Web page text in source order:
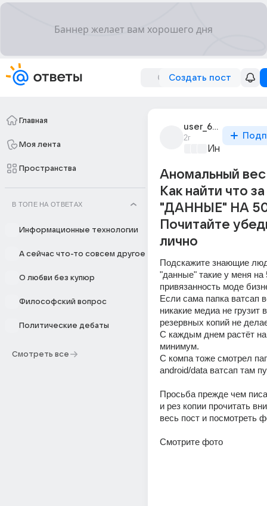
Создать пост
Главная
Моя лента
Пространства
В ТОПЕ НА ОТВЕТАХ
Информационные технологии
А сейчас что-то совсем другое
О любви без купюр
Философский вопрос
Политические дебаты
Смотреть все
user_62215551
2г
Аномальный вес
Как найти что за
"ДАННЫЕ" НА
Почитайте
лично
Подскажите знающие
"данные" такие у меня на
привязанность моде
Если сама папка ватсап
никакие медиа не грузит
резервных копий не
С каждым днем растёт
минимум.
С компа тоже смотрел
android/data ватсап там
Просьба прежде чем
и рез копии прочитать
весь пост и посмотреть
Смотрите фото